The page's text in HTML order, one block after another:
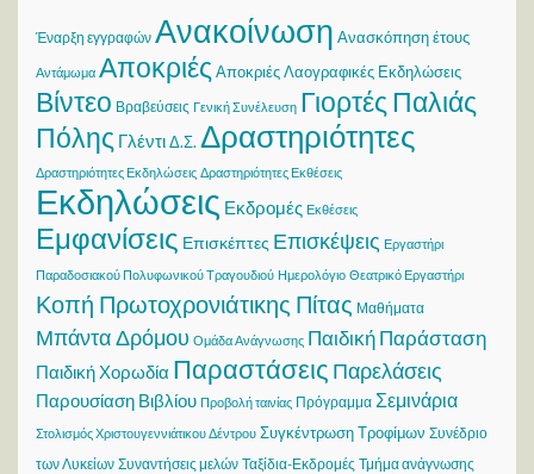
Έναρξη εγγραφών Ανακοίνωση Ανασκόπηση έτους
Αντάμωμα Αποκριές Αποκριές Λαογραφικές Εκδηλώσεις
Βίντεο Βραβεύσεις Γενική Συνέλευση Γιορτές Παλιάς
Πόλης ΓλέντιΔ.Σ. Δραστηριότητες
Δραστηριότητες Εκδηλώσεις Δραστηριότητες Εκθέσεις
Εκδηλώσεις Εκδρομές Εκθέσεις
Εμφανίσεις Επισκέπτες Επισκέψεις Εργαστήρι
Παραδοσιακού Πολυφωνικού Τραγουδιού Ημερολόγιο Θεατρικό Εργαστήρι
Κοπή Πρωτοχρονιάτικης Πίτας Μαθήματα
Μπάντα Δρόμου Ομάδα Ανάγνωσης Παιδική Παράσταση
Παιδική Χορωδία Παραστάσεις Παρελάσεις
Παρουσίαση Βιβλίου Προβολή ταινίας Πρόγραμμα Σεμινάρια
Στολισμός Χριστουγεννιάτικου Δέντρου Συγκέντρωση Τροφίμων Συνέδριο
των Λυκείων Συναντήσεις μελών Ταξίδια-Εκδρομές Τμήμα ανάγνωσης